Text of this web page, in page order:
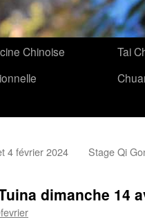
Chinoise
Tai
4 février 2024
Stage Qi
dimanche 14